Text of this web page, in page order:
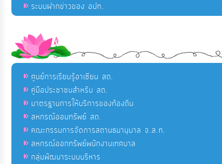
ระบบฝากข่าวของ อปท.
ศูนย์การเรียนรู้อาเซียน สถ.
คู่มือประชาชนสำหรับ สถ.
มาตรฐานการให้บริการของท้องถิ่น
สหกรณ์ออมทรัพย์ สถ.
คณะกรรมการจัดการสถานธนานุบาล จ.ส.ท.
สหกรณ์ออกทรัพย์พนักงานเทศบาล
กลุ่มพัฒนาระบบบริหาร